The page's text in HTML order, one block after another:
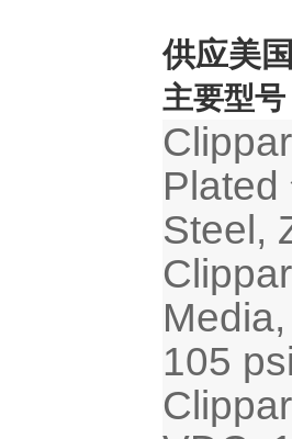
供应美
主要型号
Steel,
105